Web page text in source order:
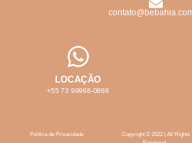
LOCAÇÃO
+55 73 99968-0888
Política de Privacidade Copyright © 2022 | All Rights